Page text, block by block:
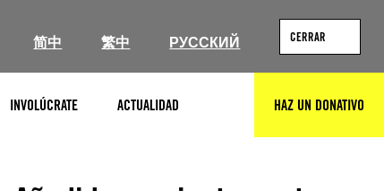
简中 繁中 РУССКИЙ CERRAR
INVOLÚCRATE ACTUALIDAD HAZ UN DONATIVO